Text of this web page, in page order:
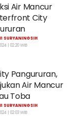
Air Mancur
City
SURYANINGSIH
| 02:20 WIB
Pangururan,
Air Mancur
Toba
SURYANINGSIH
| 02:03 WIB